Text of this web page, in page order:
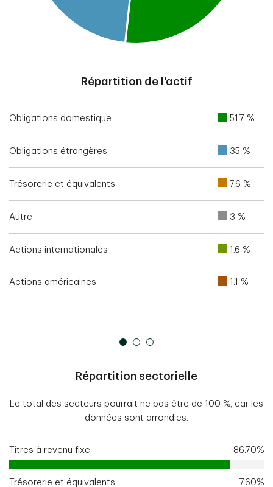
Répartition de l'actif
Obligations domestique 51.7 %
Obligations étrangères 35 %
Trésorerie et équivalents 7.6 %
Autre 3 %
Actions internationales 1.6 %
Actions américaines 1.1 %
Répartition sectorielle
Le total des secteurs pourrait ne pas être de 100 %, car les
données sont arrondies.
Titres à revenu fixe 86.70%
Trésorerie et équivalents 7.60%